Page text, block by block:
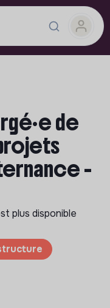
de
-
plus disponible